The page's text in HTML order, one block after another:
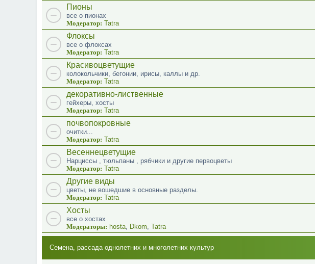
Пионы
все о пионах
Модератор: Tatra
Флоксы
все о флоксах
Модератор: Tatra
Красивоцветущие
колокольчики, бегонии, ирисы, каллы и др.
Модератор: Tatra
декоративно-лиственные
гейхеры, хосты
Модератор: Tatra
почвопокровные
очитки...
Модератор: Tatra
Весеннецветущие
Нарциссы , тюльпаны , рябчики и другие первоцветы
Модератор: Tatra
Другие виды
цветы, не вошедшие в основные разделы.
Модератор: Tatra
Хосты
все о хостах
Модераторы: hosta, Dkom, Tatra
Семена, рассада однолетних и многолетних культур